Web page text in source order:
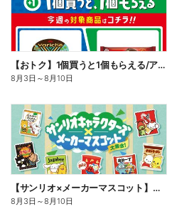
【おトク】1個買うと1個もらえる/アイス
8月3日 ～8月10日
【サンリオ×メーカーマスコット】オリジナルグッズ貰える!
8月3日 ～8月10日